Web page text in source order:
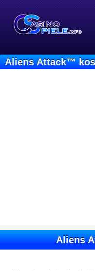
Aliens Attack™
Aliens